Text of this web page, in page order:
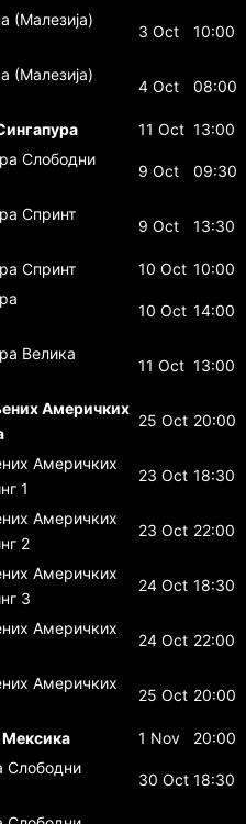
(Малезија)
3 Oct 10:00
(Малезија)
4 Oct 08:00
11 Oct 13:00
Слободни
9 Oct 09:30
Спринт
9 Oct 13:30
Спринт 10 Oct 10:00
10 Oct 14:00
Велика
11 Oct 13:00
Америчких
25 Oct 20:00
Америчких
1
23 Oct 18:30
Америчких
2
23 Oct 22:00
Америчких
3
24 Oct 18:30
Америчких
24 Oct 22:00
Америчких
25 Oct 20:00
Мексика 1 Nov
20:00
Слободни
30 Oct 18:30